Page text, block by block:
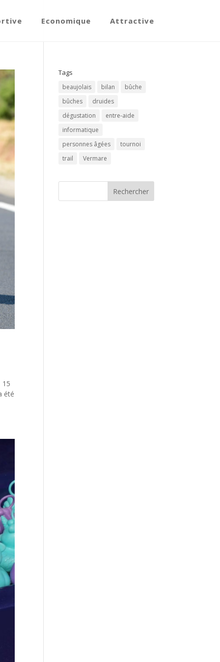
Economique Attractive
15
été
Tags
beaujolais bilan
bûche
bûches
druides
dégustation
entre-aide
informatique
personnes âgées
tournoi
trail
Vermare
Rechercher